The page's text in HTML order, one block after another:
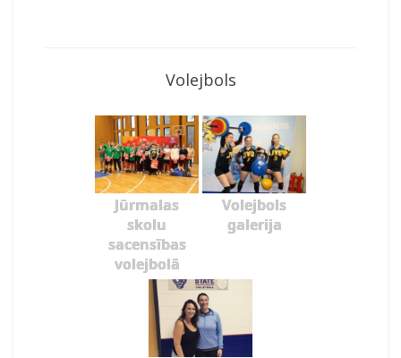
Volejbols
Jūrmalas
skolu
sacensības
volejbolā
Volejbols
galerija